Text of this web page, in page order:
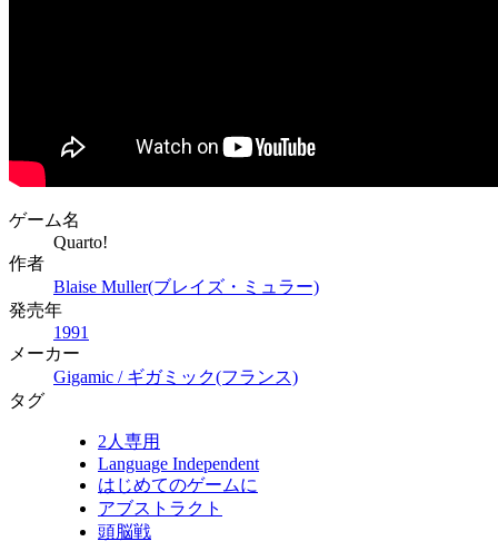
ゲーム名
Quarto!
作者
Blaise Muller(ブレイズ・ミュラー)
発売年
1991
メーカー
Gigamic / ギガミック(フランス)
タグ
2人専用
Language Independent
はじめてのゲームに
アブストラクト
頭脳戦